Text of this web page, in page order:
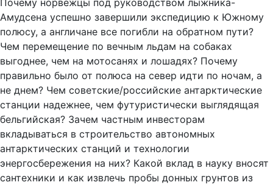
Почему норвежцы под руководством лыжника-
Амудсена успешно завершили экспедицию к Южному
полюсу, а англичане все погибли на обратном пути?
Чем перемещение по вечным льдам на собаках
выгоднее, чем на мотосанях и лошадях? Почему
правильно было от полюса на север идти по ночам, а
не днем? Чем советские/российские антарктические
станции надежнее, чем футуристически выглядящая
бельгийская? Зачем частным инвесторам
вкладываться в строительство автономных
антарктических станций и технологии
энергосбережения на них? Какой вклад в науку вносят
сантехники и как извлечь пробы донных грунтов из